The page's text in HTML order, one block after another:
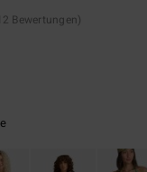
Bewertungen)